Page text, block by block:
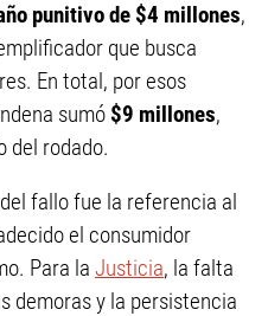
punitivo de $4 millones,
que busca
En total, por esos
sumó $9 millones,
del rodado.
fallo fue la referencia al
el consumidor
Para la Justicia, la falta
demoras y la persistencia